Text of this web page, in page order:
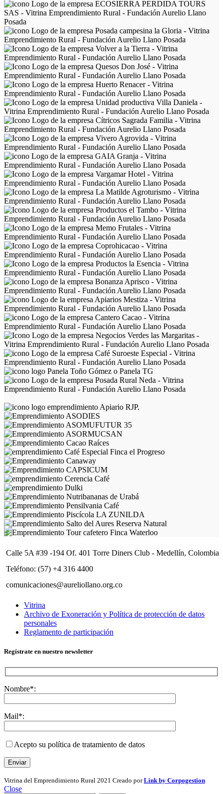
Calle 5A #39 -194 Of. 401 Torre Diners Club - Medellín, Colombia
Teléfono: (57) +4 316 4400
comunicaciones@aureliollano.org.co
Vitrina
Archivo de Exoneración y Política de protección de datos
personales
Reglamento de participación
Regístrate en nuestro newsletter
Nombre*:
Mail*:
Acepto su política de tratamiento de datos
Vitrina del Emprendimiento Rural 2021 Creado porLink by Corpogestion
Close